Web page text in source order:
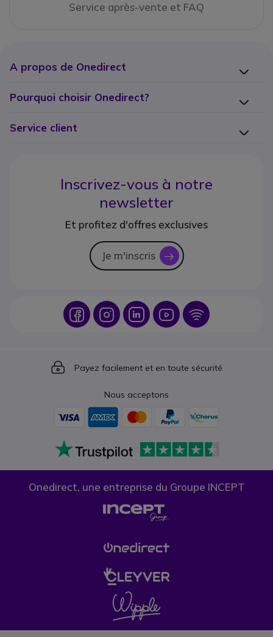
Service après-vente et FAQ
A propos de Onedirect
Pourquoi choisir Onedirect?
Service client
Inscrivez-vous à notre
newsletter
Et profitez d'offres exclusives
Je m'inscris icon
Icon IconIcon Icon Icon
Icon
Payez facilement et en toute sécurité
Nous acceptons
Onedirect, une entreprise du Groupe INCEPT